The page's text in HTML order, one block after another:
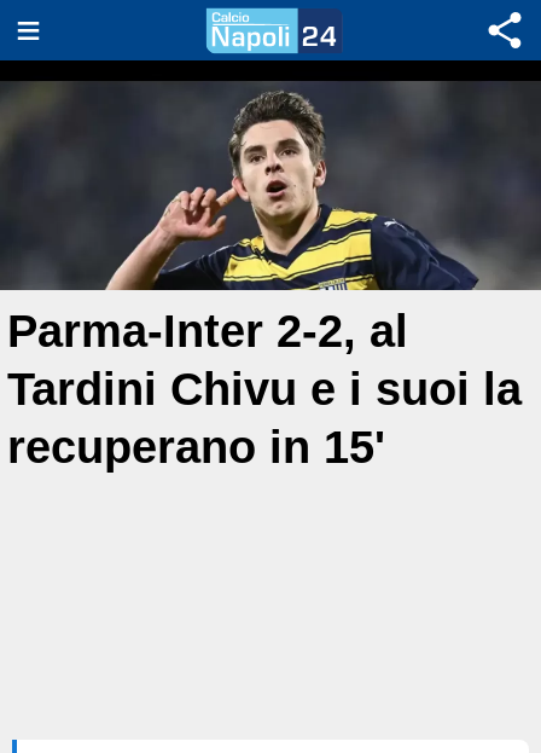
Parma-Inter 2-2, al
Tardini Chivu e i suoi la
recuperano in 15'